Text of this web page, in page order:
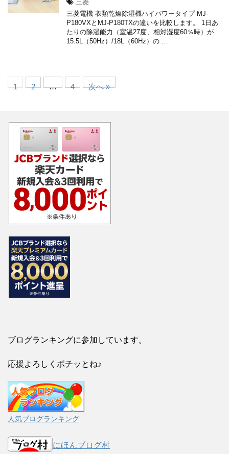
三菱
三菱電機 衣類乾燥除湿機ハイパワータイプ MJ-
P180VXとMJ-P180TXの違いを比較します。 1日あ
たりの除湿能力（室温27度、相対湿度60％時）が
15.5L（50Hz）/18L（60Hz）の …
1 2 … 4 次へ »
ブログランキングに参加しています。
応援よろしくポチッとね♪
人気ブログランキング
にほんブログ村